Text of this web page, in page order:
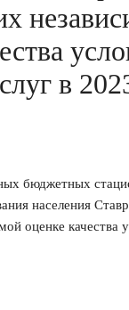
в
бюджетных
населения
оценке качества